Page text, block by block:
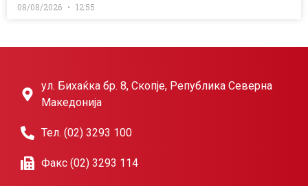
08/08/2026 12:55
ул. Бихаќка бр. 8, Скопје, Република Северна
Македонија
Тел. (02) 3293 100
Факс (02) 3293 114